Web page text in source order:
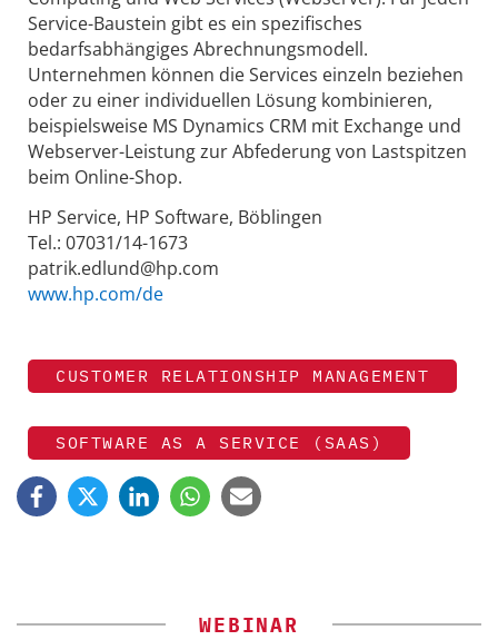
Service-Baustein gibt es ein spezifisches
bedarfsabhängiges Abrechnungsmodell.
Unternehmen können die Services einzeln beziehen
oder zu einer individuellen Lösung kombinieren,
beispielsweise MS Dynamics CRM mit Exchange und
Webserver-Leistung zur Abfederung von Lastspitzen
beim Online-Shop.
HP Service, HP Software, Böblingen
Tel.: 07031/14-1673
patrik.edlund@hp.com
www.hp.com/de
CUSTOMER RELATIONSHIP MANAGEMENT
SOFTWARE AS A SERVICE (SAAS)
WEBINAR